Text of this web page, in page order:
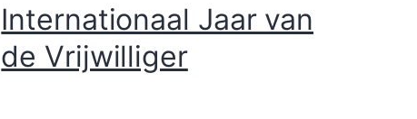
Internationaal Jaar van
de Vrijwilliger